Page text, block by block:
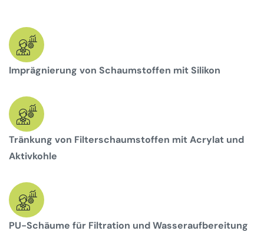
Imprägnierung von Schaumstoffen mit Silikon
Tränkung von Filterschaumstoffen mit Acrylat und
Aktivkohle
PU-Schäume für Filtration und Wasseraufbereitung